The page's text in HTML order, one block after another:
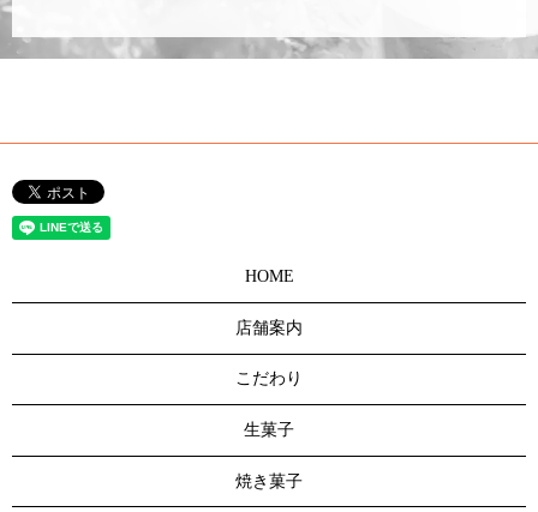
HOME
店舗案内
こだわり
生菓子
焼き菓子